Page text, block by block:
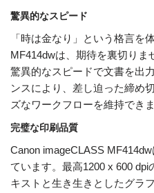
驚異的なスピード
「時は金なり」という格言を
MF414dwは、期待を裏切りま
驚異的なスピードで文書を出
ンスにより、差し迫った締め
ズなワークフローを維持できま
完璧な印刷品質
Canon imageCLASS
ています。最高1200 x 600
キストと生き生きとしたグラ